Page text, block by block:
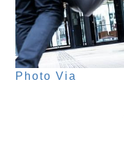
Photo Via